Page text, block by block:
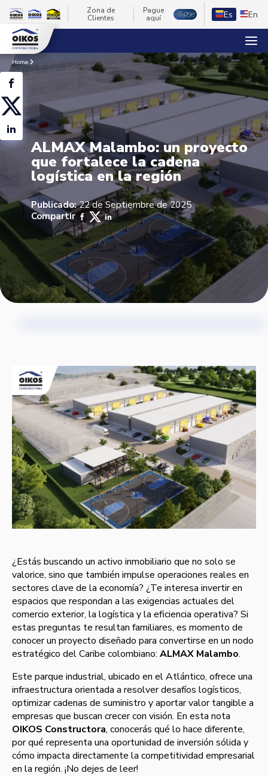
Zona de
Clientes
Pague
aquí
Es En
Home
ALMAX Malambo: un proyecto
que fortalece la cadena
logística en la región
Publicado:22 de Septiembre de 2025
Compartir
¿Estás buscando un activo inmobiliario que no solo se
valorice, sino que también impulse operaciones reales en
sectores clave de la economía? ¿Te interesa invertir en
espacios que respondan a las exigencias actuales del
comercio exterior, la logística y la eficiencia operativa? Si
estas preguntas te resultan familiares, es momento de
conocer un proyecto diseñado para convertirse en un nodo
estratégico del Caribe colombiano: ALMAX Malambo.
Este parque industrial, ubicado en el Atlántico, ofrece una
infraestructura orientada a resolver desafíos logísticos,
optimizar cadenas de suministro y aportar valor tangible a
empresas que buscan crecer con visión. En esta nota
OIKOS Constructora, conocerás qué lo hace diferente,
por qué representa una oportunidad de inversión sólida y
cómo impacta directamente la competitividad empresarial
en la región. ¡No dejes de leer!